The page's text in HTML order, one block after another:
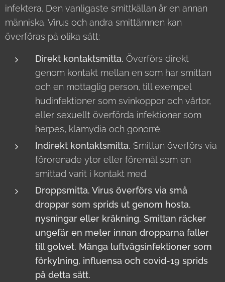
infektera. Den vanligaste smittkällan är en annan
människa. Virus och andra smittämnen kan
överföras på olika sätt:
Direkt kontaktsmitta. Överförs direkt
genom kontakt mellan en som har smittan
och en mottaglig person, till exempel
hudinfektioner som svinkoppor och vårtor,
eller sexuellt överförda infektioner som
herpes, klamydia och gonorré.
Indirekt kontaktsmitta. Smittan överförs via
förorenade ytor eller föremål som en
smittad varit i kontakt med.
Droppsmitta. Virus överförs via små
droppar som sprids ut genom hosta,
nysningar eller kräkning. Smittan räcker
ungefär en meter innan dropparna faller
till golvet. Många luftvägsinfektioner som
förkylning, influensa och covid-19 sprids
på detta sätt.